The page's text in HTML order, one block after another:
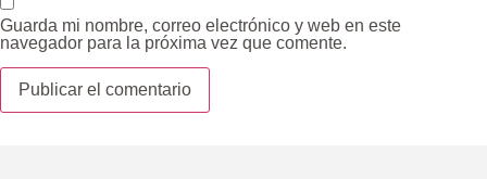
Guarda mi nombre, correo electrónico y web en este
navegador para la próxima vez que comente.